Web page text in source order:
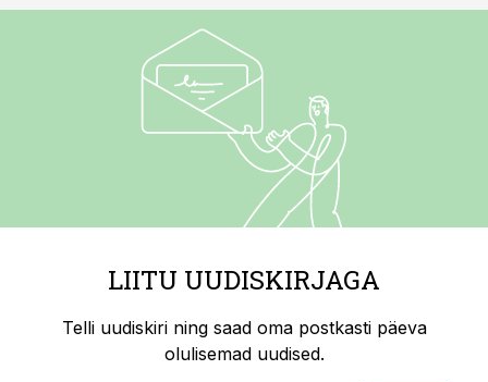
LIITU UUDISKIRJAGA
Telli uudiskiri ning saad oma postkasti päeva
olulisemad uudised.